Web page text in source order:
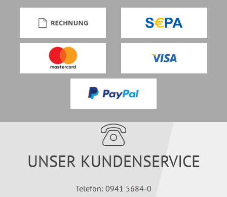
UNSER KUNDENSERVICE
Telefon: 0941 5684-0